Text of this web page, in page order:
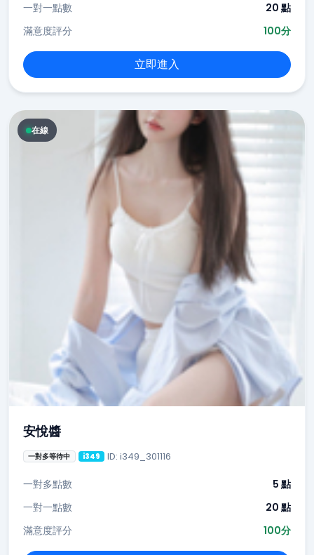
一對一點數
20 點
滿意度評分
100分
立即進入
在線
安悅醬
一對多等待中 i349 ID: i349_301116
一對多點數
5 點
一對一點數
20 點
滿意度評分
100分